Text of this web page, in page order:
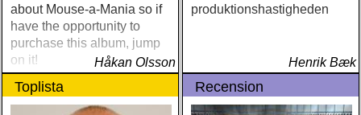
ÅRETS FLEET
ÅRETS 'LILLA' PAUL
SIMON: harper simon :
harper simon (tulsi) ÅRETS
JD SOUTHER: iain
about Mouse-a-Mania so if
have the opportunity to
purchase this album, jump
on it!
Håkan Olsson
produktionshastigheden
Henrik Bæk
Toplista Recension